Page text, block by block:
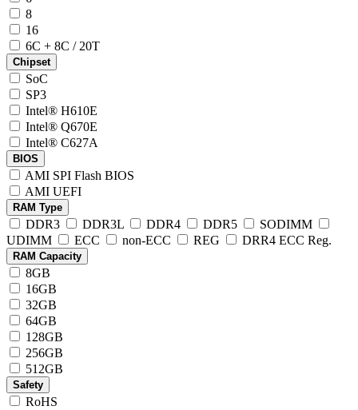
8
16
6C + 8C / 20T
Chipset
SoC
SP3
Intel® H610E
Intel® Q670E
Intel® C627A
BIOS
AMI SPI Flash BIOS
AMI UEFI
RAM Type
DDR3 DDR3L DDR4 DDR5
SODIMM
UDIMM
ECC non-ECC REG DRR4 ECC Reg.
RAM Capacity
8GB
16GB
32GB
64GB
128GB
256GB
512GB
Safety
RoHS